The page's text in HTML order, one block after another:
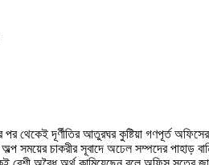
পর থেকেই দূর্ণীতির আতুরঘর কুষ্টিয়া গণপূর্ত
সময়ের চাকরীর সূবাদে অঢেল সম্পদের পাহাড়